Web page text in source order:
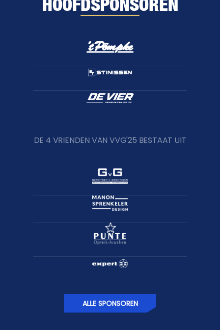
DE 4 VRIENDEN VAN VVG'25 BESTAAT UIT
ALLE SPONSOREN